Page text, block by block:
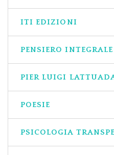
ITI EDIZIONI
PENSIERO INTEGRALE
PIER LUIGI
POESIE
PSICOLOGIA